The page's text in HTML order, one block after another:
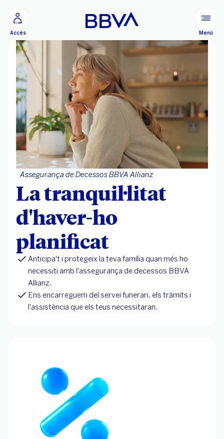
Accés Menú
Assegurança de Decessos BBVA Allianz
La tranquil·litat
d'haver-ho
planificat
Anticipa't i protegeix la teva família quan més ho
necessiti amb l'assegurança de decessos BBVA
Allianz.
Ens encarreguem del servei funerari, els tràmits i
l'assistència que els teus necessitaran.